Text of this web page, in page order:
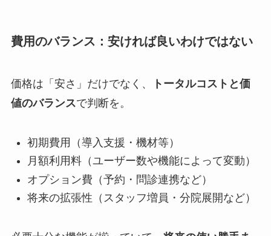
費用のバランス：安ければ良いわけではない
価格は「安さ」だけでなく、
トータルコストと価
値のバランスで判断を。
初期費用（導入支援・機材等）
月額利用料（ユーザー数や機能によって変動）
オプション費（予約・問診連携など）
将来の拡張性（スタッフ増員・分院展開など）